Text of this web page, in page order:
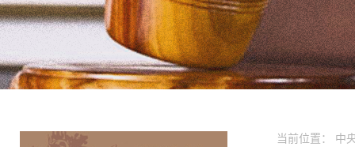
当前位置： 中